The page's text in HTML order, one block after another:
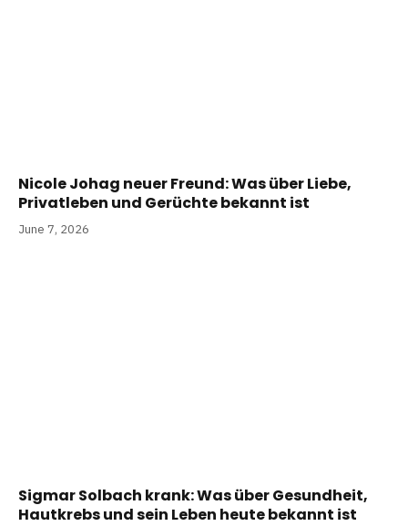
Nicole Johag neuer Freund: Was über Liebe,
Privatleben und Gerüchte bekannt ist
June 7, 2026
Sigmar Solbach krank: Was über Gesundheit,
Hautkrebs und sein Leben heute bekannt ist